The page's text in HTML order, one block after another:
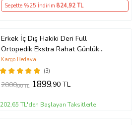
Sepette %25 İndirim 824,92 TL
Erkek İç Dış Hakiki Deri Full
Ortopedik Ekstra Rahat Günlük
Ayakkabı DTC015 (Siyah)
(3)
Kargo Bedava
2000,00 TL 1899,90 TL
202,65 TL'den Başlayan Taksitlerle